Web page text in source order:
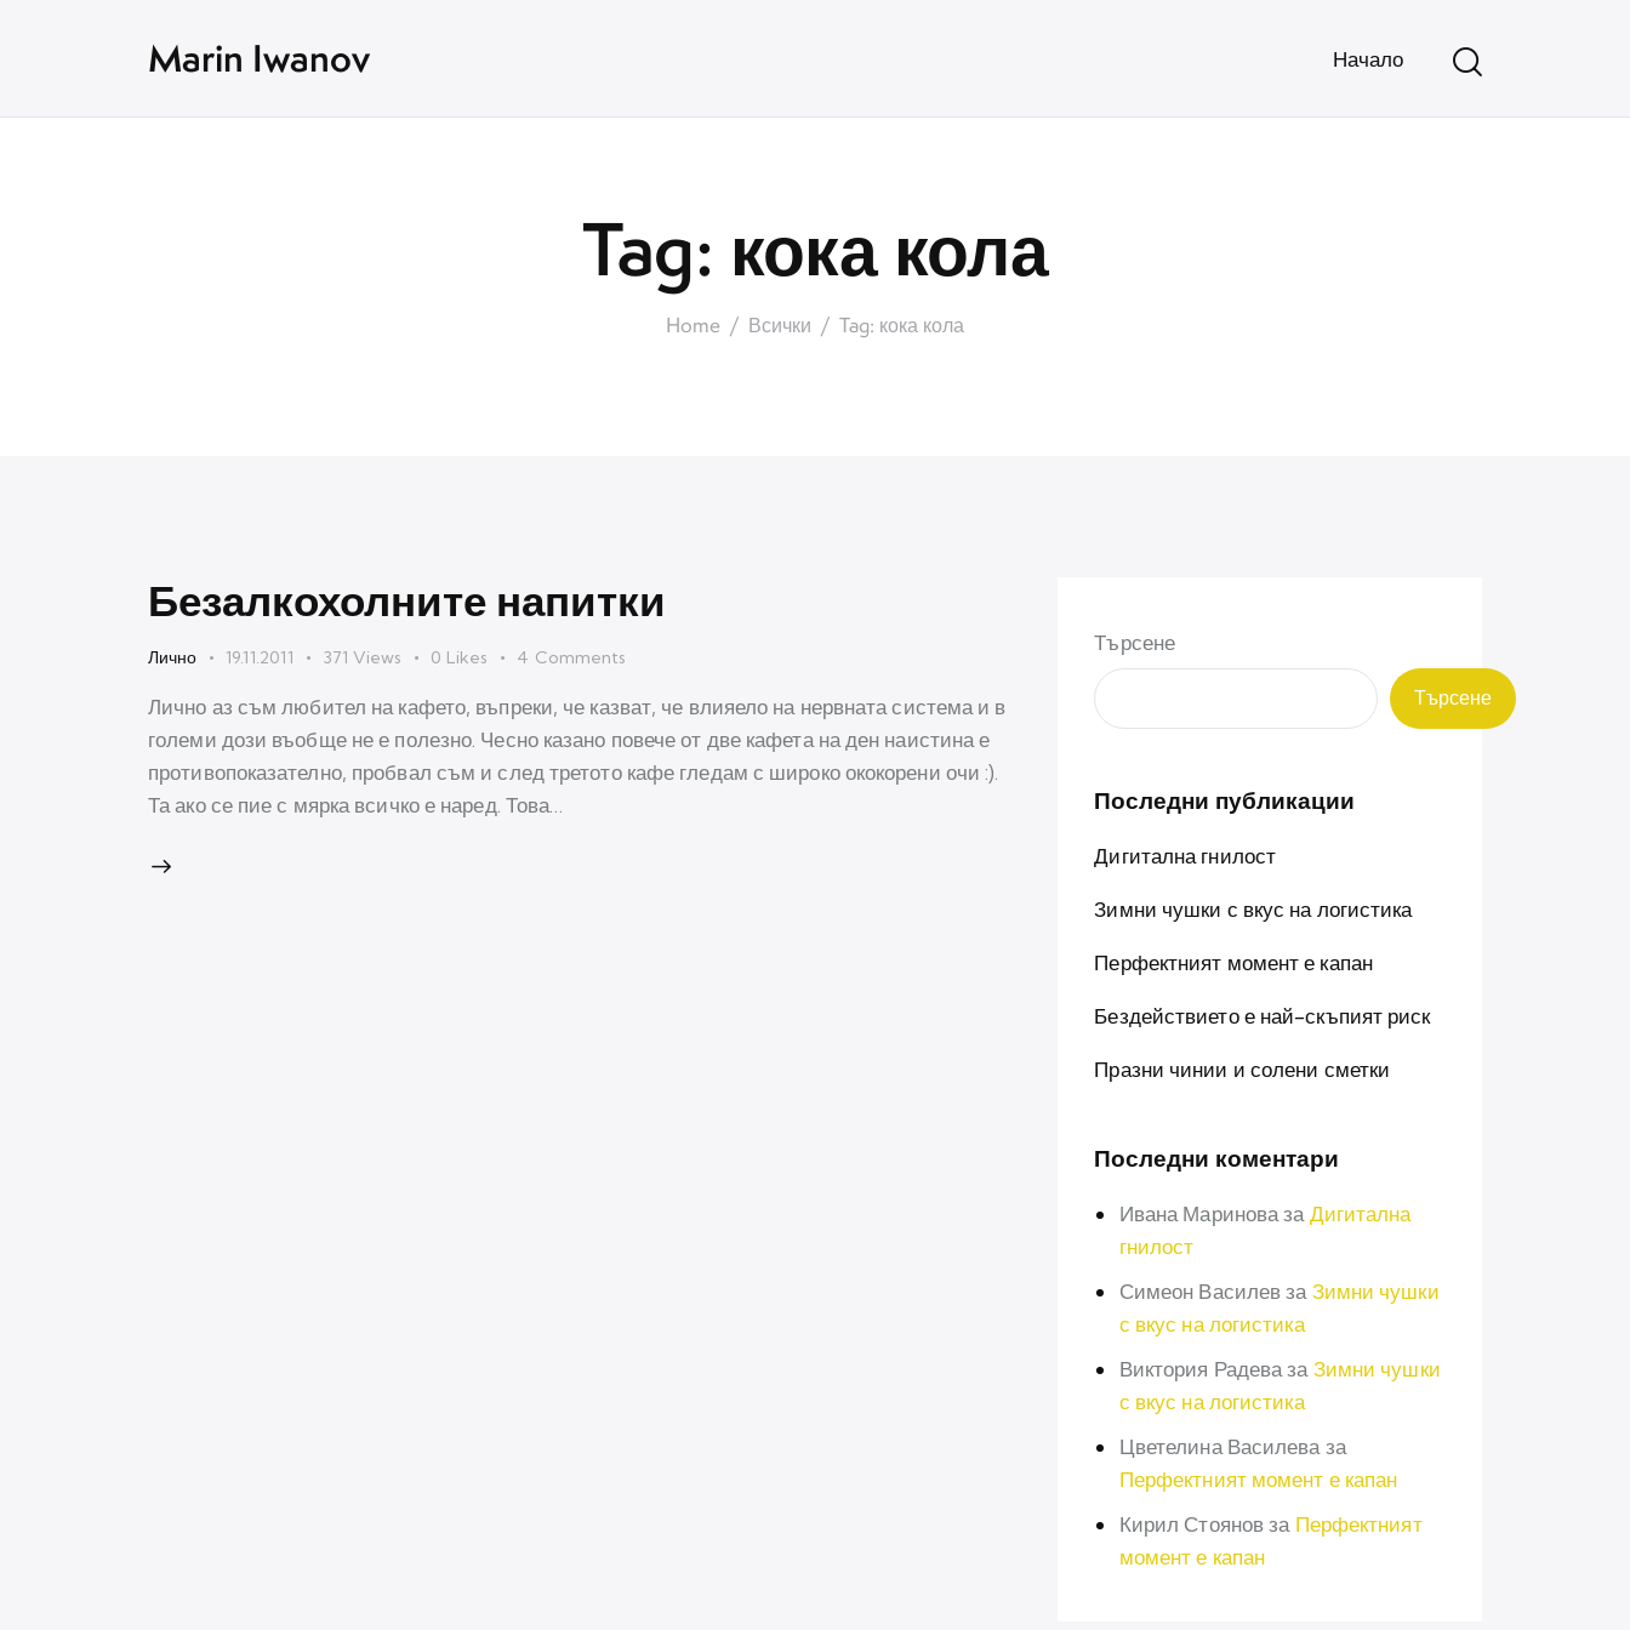
Marin Iwanov Начало
Tag: кока кола
Home Всички Tag: кока кола
Безалкохолните напитки
Лично 19.11.2011 371 Views 0 Likes 4 Comments
Лично аз съм любител на кафето, въпреки, че казват, че влияело на нервната система и в
големи дози въобще не е полезно. Чесно казано повече от две кафета на ден наистина е
противопоказателно, пробвал съм и след третото кафе гледам с широко ококорени очи :).
Та ако се пие с мярка всичко е наред. Това…
Търсене
Търсене
Последни публикации
Дигитална гнилост
Зимни чушки с вкус на логистика
Перфектният момент е капан
Бездействието е най-скъпият риск
Празни чинии и солени сметки
Последни коментари
Ивана Мариноваза Дигитална
гнилост
Симеон Василевза Зимни чушки
с вкус на логистика
Виктория Радеваза Зимни чушки
с вкус на логистика
Цветелина Василева за
Перфектният момент е капан
Кирил Стояновза Перфектният
момент е капан